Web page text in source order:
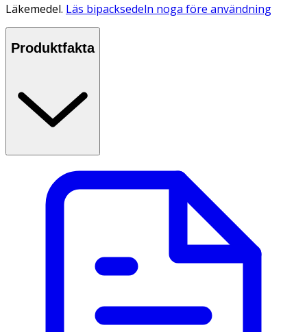
Läkemedel. Läs bipacksedeln noga före användning
Produktfakta